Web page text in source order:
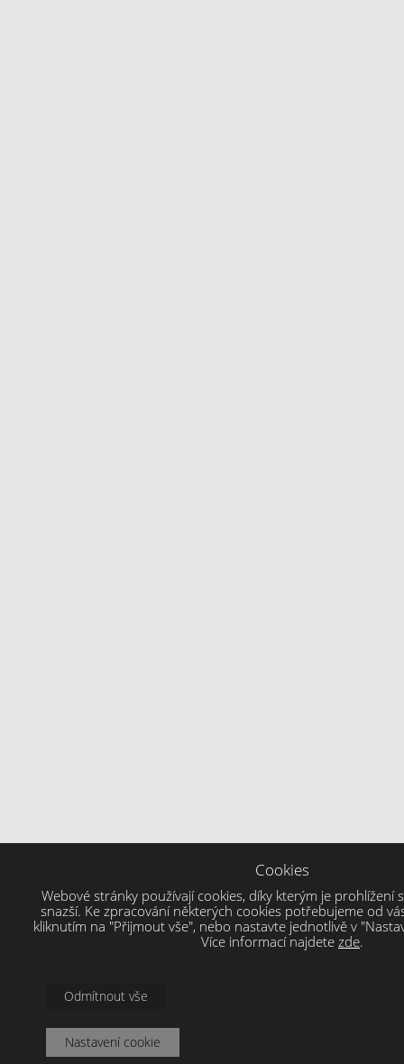
Cookies
Webové stránky používají cookies, díky kterým je prohlížení
snazší. Ke zpracování některých cookies potřebujeme od
kliknutím na "Přijmout vše", nebo nastavte jednotlivě v
Více informací najdete zde.
Odmítnout vše
Nastavení cookie